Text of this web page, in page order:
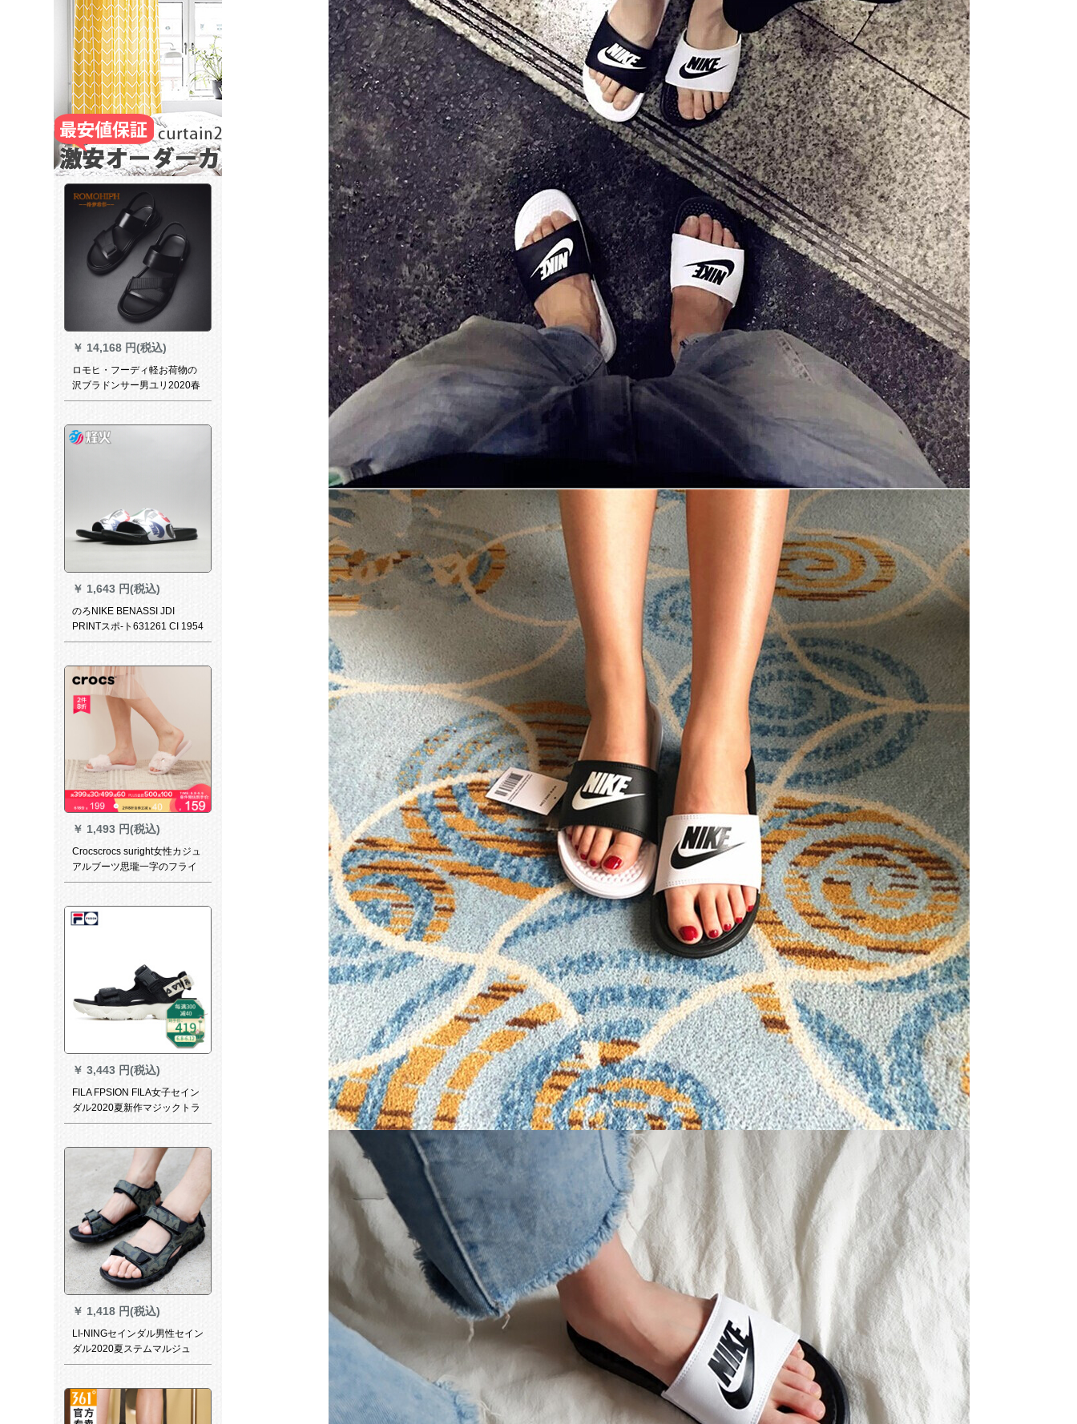
￥ 14,168 円(税込)
ロモヒ・フーディ軽お荷物の
沢ブラドンサー男ユリ2020春
夏新作ファンシー・ロール男
￥ 1,643 円(税込)
のろNIKE BENASSI JDI
PRINTスポ-ト631261 CI 1954
016 6312-025 2号倉庫現物
￥ 1,493 円(税込)
Crocscrocs suright女性カジュ
アルブーツ思瓏一字のフライ
パンファ·マット·カージュ保温
40(260 mm)
￥ 3,443 円(税込)
FILA FPSION FILA女子セイン
ダル2020夏新作マジックトラ
ック
￥ 1,418 円(税込)
LI-NINGセインダル男性セイン
ダル2020夏ステムマルジュ
ク-2石灰色/くみぞら/白檀39.5